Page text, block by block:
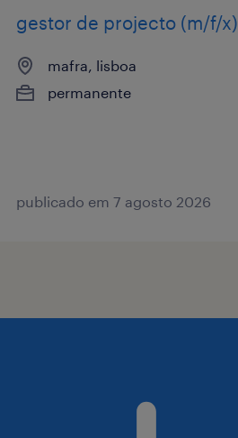
gestor de projecto (m/f/x)
mafra, lisboa
permanente
publicado em 7 agosto 2026